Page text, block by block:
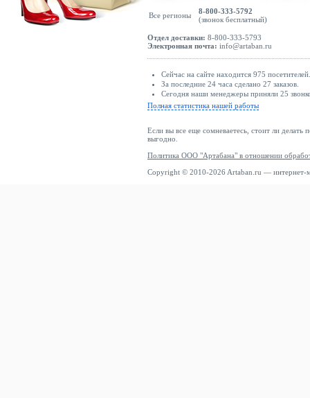
Все регионы
8-800-333-5792
(звонок бесплатный)
Отдел доставки: 8-800-333-5793
Электронная почта: info@artaban.ru
Сейчас на сайте находится 975 посетителей.
За последние 24 часа сделано 27 заказов.
Сегодня наши менеджеры приняли 25
Полная статистика нашей работы
Если вы все еще сомневаетесь, стоит ли делать
выгодно.
Политика ООО "Артабана" в отношении
Copyright © 2010-2026 Artaban.ru — интернет-